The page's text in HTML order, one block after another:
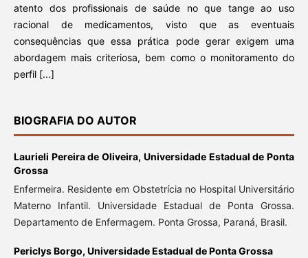
atento dos profissionais de saúde no que tange ao uso
racional de medicamentos, visto que as eventuais
consequências que essa prática pode gerar exigem uma
abordagem mais criteriosa, bem como o monitoramento do
perfil [...]
BIOGRAFIA DO AUTOR
Laurieli Pereira de Oliveira, Universidade Estadual de Ponta
Grossa
Enfermeira. Residente em Obstetrícia no Hospital Universitário
Materno Infantil. Universidade Estadual de Ponta Grossa.
Departamento de Enfermagem. Ponta Grossa, Paraná, Brasil.
Periclys Borgo, Universidade Estadual de Ponta Grossa